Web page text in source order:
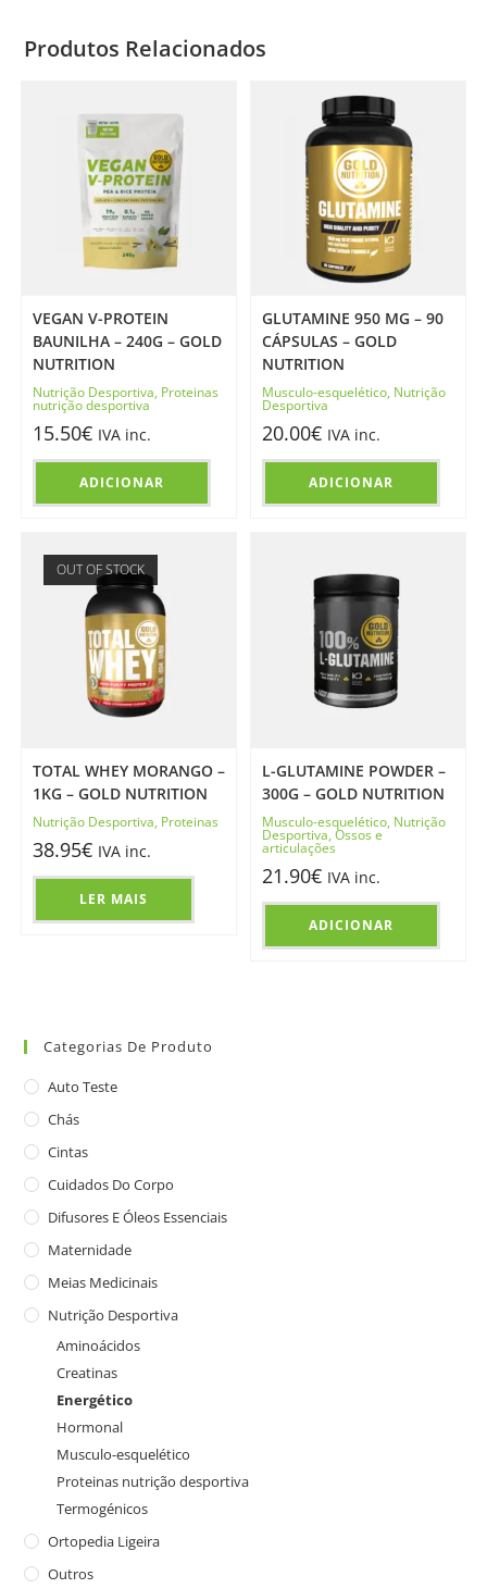
Produtos Relacionados
VEGAN V-PROTEIN
BAUNILHA – 240G – GOLD
NUTRITION
Nutrição Desportiva, Proteinas
nutrição desportiva
15.50€ IVA inc.
ADICIONAR
GLUTAMINE 950 MG – 90
CÁPSULAS – GOLD
NUTRITION
Musculo-esquelético, Nutrição
Desportiva
20.00€ IVA inc.
ADICIONAR
OUT OF STOCK
TOTAL WHEY MORANGO –
1KG – GOLD NUTRITION
Nutrição Desportiva, Proteinas
38.95€ IVA inc.
LER MAIS
L-GLUTAMINE POWDER –
300G – GOLD NUTRITION
Musculo-esquelético, Nutrição
Desportiva,Ossos e
articulações
21.90€ IVA inc.
ADICIONAR
Categorias De Produto
Auto Teste
Chás
Cintas
Cuidados Do Corpo
Difusores E Óleos Essenciais
Maternidade
Meias Medicinais
Nutrição Desportiva
Aminoácidos
Creatinas
Energético
Hormonal
Musculo-esquelético
Proteinas nutrição desportiva
Termogénicos
Ortopedia Ligeira
Outros